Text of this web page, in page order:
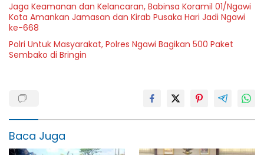
Jaga Keamanan dan Kelancaran, Babinsa Koramil 01/Ngawi
Kota Amankan Jamasan dan Kirab Pusaka Hari Jadi Ngawi
ke-668
Polri Untuk Masyarakat, Polres Ngawi Bagikan 500 Paket
Sembako di Bringin
Baca Juga